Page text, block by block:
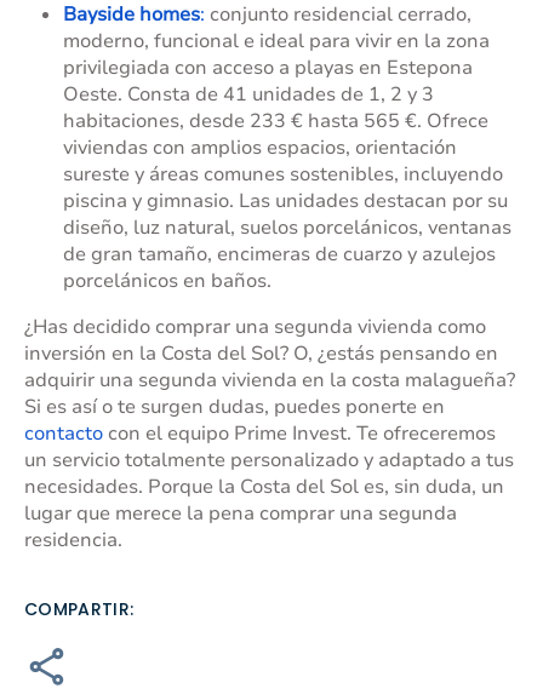
Bayside homes: conjunto residencial cerrado,
moderno, funcional e ideal para vivir en la zona
privilegiada con acceso a playas en Estepona
Oeste. Consta de 41 unidades de 1, 2 y 3
habitaciones, desde 233 € hasta 565 €. Ofrece
viviendas con amplios espacios, orientación
sureste y áreas comunes sostenibles, incluyendo
piscina y gimnasio. Las unidades destacan por su
diseño, luz natural, suelos porcelánicos, ventanas
de gran tamaño, encimeras de cuarzo y azulejos
porcelánicos en baños.
¿Has decidido comprar una segunda vivienda como
inversión en la Costa del Sol? O, ¿estás pensando en
adquirir una segunda vivienda en la costa malagueña?
Si es así o te surgen dudas, puedes ponerte en
contacto con el equipo Prime Invest. Te ofreceremos
un servicio totalmente personalizado y adaptado a tus
necesidades. Porque la Costa del Sol es, sin duda, un
lugar que merece la pena comprar una segunda
residencia.
COMPARTIR: